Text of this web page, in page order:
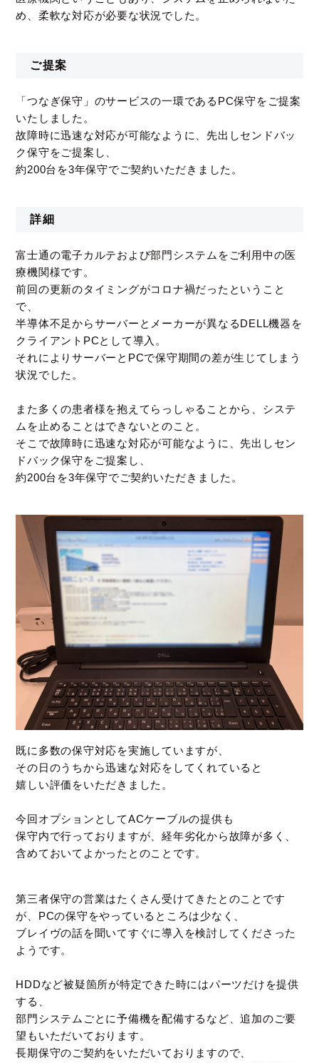
め、柔軟な対応が必要な状況でした。
ご提案
「つなぎ保守」のサービスの一環であるPC保守をご提案
いたしました。
故障時に迅速な対応が可能なように、先出しセンドバッ
ク保守をご提案し、
約200台を3年保守でご契約いただきました。
詳細
富士通の電子カルテおよび部門システムをご利用中の医
療機関様です。
前回の更新のタイミングがコロナ禍だったということ
で、
半導体不足からサーバーとメーカーが異なるDELL機器を
クライアントPCとして導入。
それによりサーバーとPCで保守期間の差が生じてしまう
状況でした。
また多くの患者様を抱えてらっしゃることから、システ
ムを止めることはできないとのこと。
そこで故障時に迅速な対応が可能なように、先出しセン
ドバック保守をご提案し、
約200台を3年保守でご契約いただきました。
既に多数の保守対応を実施していますが、
その日のうちから迅速な対応をしてくれていると
嬉しい評価をいただきました。
今回オプションとしてACケーブルの提供も
保守内で行っておりますが、経年劣化から故障が多く、
含めておいてよかったとのことです。
第三者保守の営業はたくさん受けてきたとのことです
が、PCの保守をやっているところは少なく、
ブレイヴの話を聞いてすぐに導入を検討してくださった
ようです。
HDDなど被疑箇所が特定できた時にはパーツだけを提供
する、
部門システムごとに予備機を配備するなど、追加のご要
望もいただいております。
長期保守のご契約をいただいておりますので、